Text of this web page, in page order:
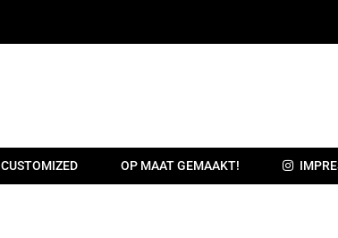
CUSTOMIZED OP MAAT GEMAAKT!